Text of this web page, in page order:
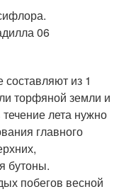
из 1
торфяной земли и
лета нужно
главного
бутоны.
побегов весной